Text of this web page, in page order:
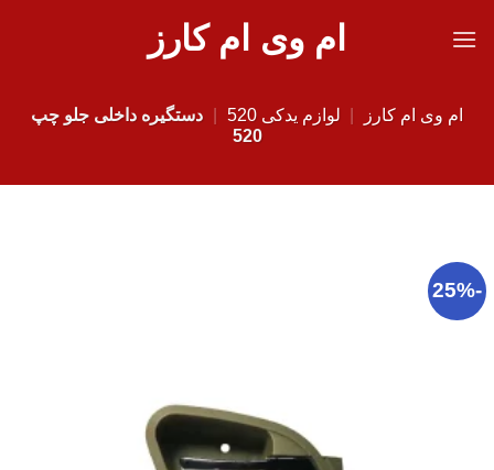
ام وی ام کارز
ام وی ام کارز لوازم یدکی 520
دستگیره داخلی جلو چپ
520
-25%